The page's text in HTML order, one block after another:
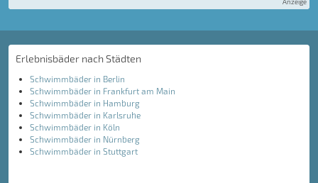
Erlebnisbäder nach Städten
Schwimmbäder in Berlin
Schwimmbäder in Frankfurt am Main
Schwimmbäder in Hamburg
Schwimmbäder in Karlsruhe
Schwimmbäder in Köln
Schwimmbäder in Nürnberg
Schwimmbäder in Stuttgart